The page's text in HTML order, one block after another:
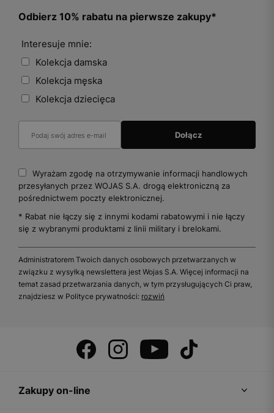
Odbierz 10% rabatu na pierwsze zakupy*
Interesuje mnie:
Kolekcja damska
Kolekcja męska
Kolekcja dziecięca
Wyrażam zgodę na otrzymywanie informacji handlowych
przesyłanych przez WOJAS S.A. drogą elektroniczną za
pośrednictwem poczty elektronicznej.
* Rabat nie łączy się z innymi kodami rabatowymi i nie łączy
się z wybranymi produktami z linii military i brelokami.
Administratorem Twoich danych osobowych przetwarzanych w
związku z wysyłką newslettera jest Wojas S.A. Więcej informacji na
temat zasad przetwarzania danych, w tym przysługujących Ci praw,
znajdziesz w Polityce prywatności: rozwiń
Zakupy on-line